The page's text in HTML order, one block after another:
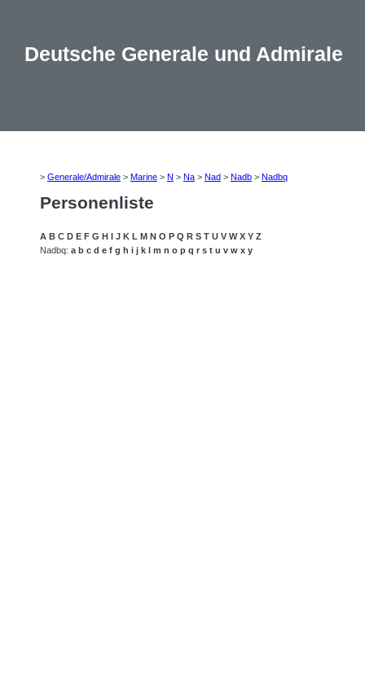
Deutsche Generale und Admirale
> Generale/Admirale > Marine > N > Na > Nad > Nadb > Nadbq
Personenliste
A B C D E F G H I J K L M N O P Q R S T U V W X Y Z
Nadbq: a b c d e f g h i j k l m n o p q r s t u v w x y